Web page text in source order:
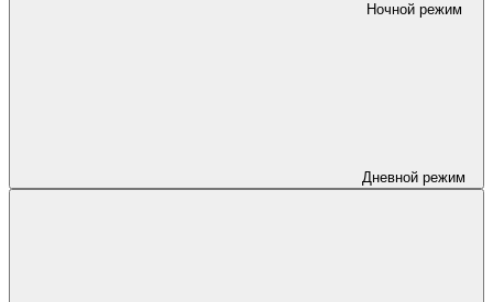
Ночной режим
Дневной режим